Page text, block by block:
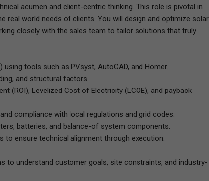
acumen and client-centric thinking. This role is pivotal in
real world needs of clients. You will design and optimize solar
closely with the sales team to tailor solutions that truly
tools such as PVsyst, AutoCAD, and Homer.
and structural factors.
(ROI), Levelized Cost of Electricity (LCOE), and payback
compliance with local regulations and grid codes.
batteries, and balance-of system components.
to ensure technical alignment through execution.
to understand customer goals, site constraints, and industry-